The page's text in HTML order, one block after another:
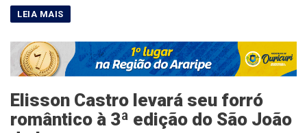
Elisson Castro levará seu forró
romântico à 3ª edição do São João